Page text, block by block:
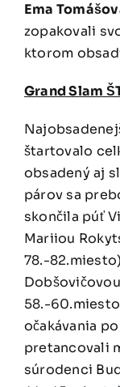
Ema
zopakovali
ktorom
Grand Slam
štartovalo
obsadený aj
párov sa
skončila púť
Mariiou
78.-
58.-
očakávania
pretancovali
súrodenci